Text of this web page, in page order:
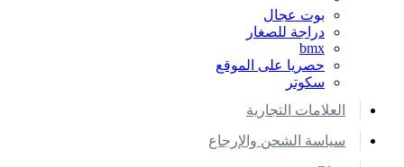
بوت عجال
دراجة للصغار
bmx
حصريا على الموقع
سكوتر
العلامات التجارية
سياسة الشحن والإرجاع